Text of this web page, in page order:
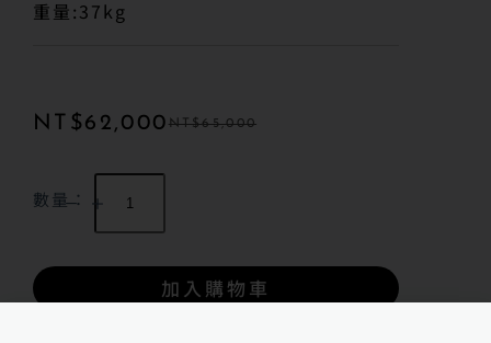
重量:37kg
NT$65,000
NT$ 62,000
數量：
加入購物車